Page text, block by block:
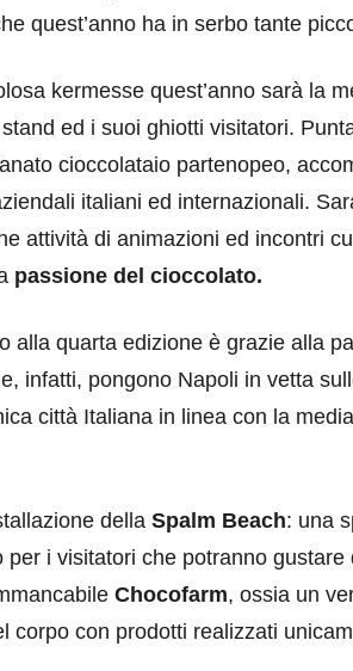
quest’anno ha in serbo tante
kermesse quest’anno sarà la
ed i suoi ghiotti visitatori.
cioccolataio partenopeo,
italiani ed internazionali.
attività di animazioni ed incontri
passione del cioccolato.
alla quarta edizione è grazie alla
infatti, pongono Napoli in vetta
città Italiana in linea con la
della Spalm Beach: una
i visitatori che potranno gustare
Chocofarm, ossia un
corpo con prodotti realizzati